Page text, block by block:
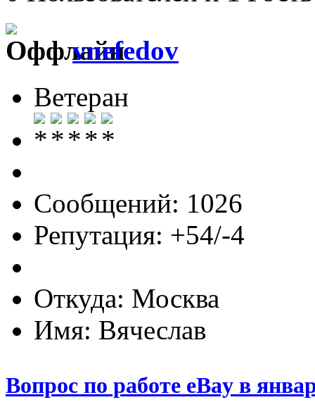
vnefedov
Ветеран
Сообщений: 1026
Репутация: +54/-4
Откуда: Москва
Имя: Вячеслав
Вопрос по работе eBay в